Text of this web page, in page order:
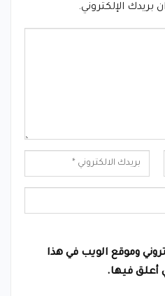
بريدك الإلكتروني.
وموقع الويب في هذا
أعلق فيها.